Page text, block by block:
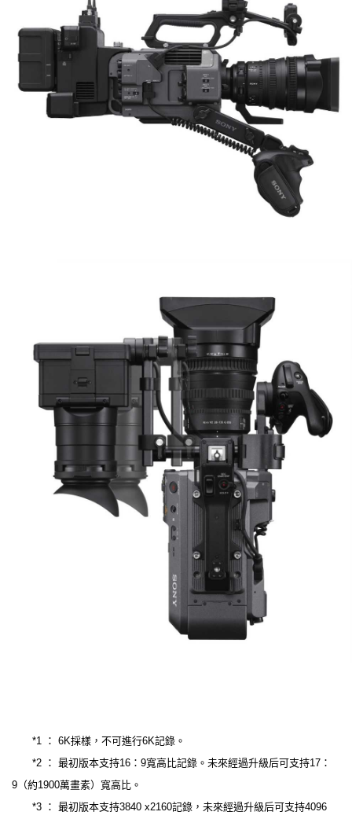
*1 ： 6K採樣，不可進行6K記錄。
*2 ： 最初版本支持16：9寬高比記錄。未來經過升級后可支持17：
9（約1900萬畫素）寬高比。
*3 ： 最初版本支持3840 x2160記錄，未來經過升級后可支持4096